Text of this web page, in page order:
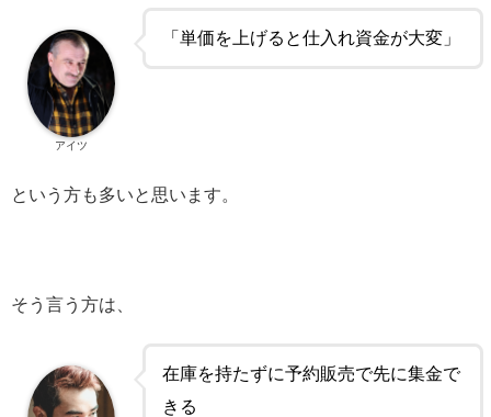
「単価を上げると仕入れ資金が大変」
アイツ
という方も多いと思います。
そう言う方は、
在庫を持たずに予約販売で先に集金で
きる